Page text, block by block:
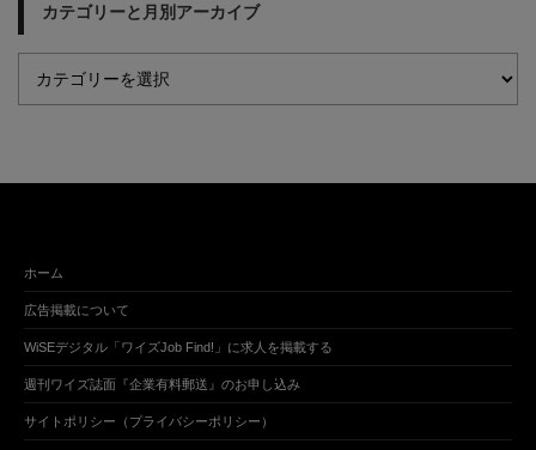
カテゴリーと月別アーカイブ
ホーム
広告掲載について
WiSEデジタル「ワイズJob Find!」に求人を掲載する
週刊ワイズ誌面『企業有料郵送』のお申し込み
サイトポリシー（プライバシーポリシー）